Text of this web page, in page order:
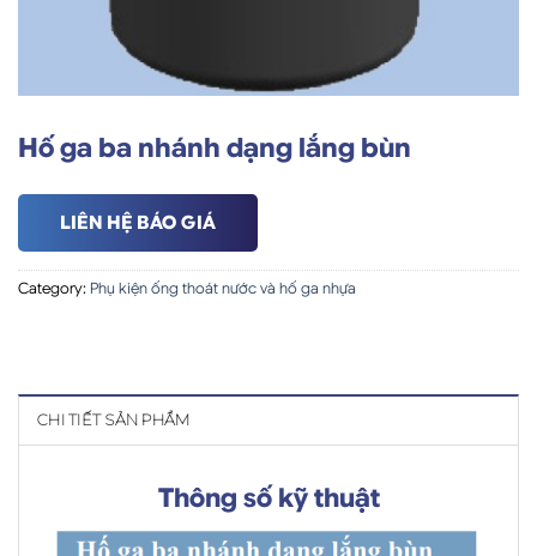
Hố ga ba nhánh dạng lắng bùn
LIÊN HỆ BÁO GIÁ
Category: Phụ kiện ống thoát nước và hố ga nhựa
CHI TIẾT SẢN PHẨM
Thông số kỹ thuật